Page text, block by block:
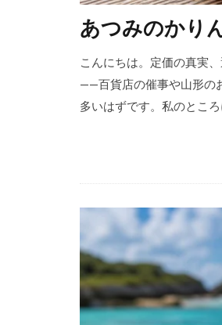
あつみのかり
こんにちは。定価の真実
——百貨店の催事や山形の
多いはずです。私のとこ